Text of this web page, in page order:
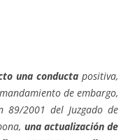
una conducta positiva,
de embargo,
89/2001 del Juzgado de
una actualización de